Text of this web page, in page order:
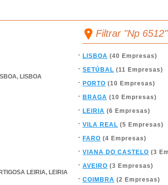
, LISBOA
LEIRIA, LEIRIA
Filtrar "Np
LISBOA (40 Empresas)
SETÚBAL (11 Empresas)
PORTO (10 Empresas)
BRAGA (10 Empresas)
LEIRIA (6 Empresas)
VILA REAL (5 Empresas)
FARO (4 Empresas)
VIANA DO CASTELO (3
AVEIRO (3 Empresas)
COIMBRA (2 Empresas)